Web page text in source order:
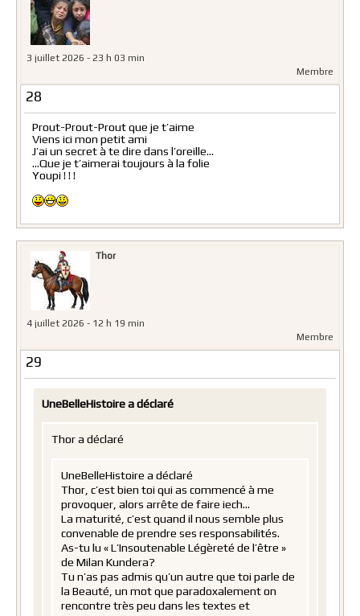
3 juillet 2026 - 23 h 03 min
Membre
28
Prout-Prout-Prout que je t’aime
Viens ici mon petit ami
J’ai un secret à te dire dans l’oreille…
…Que je t’aimerai toujours à la folie
Youpi ! ! !
Thor
4 juillet 2026 - 12 h 19 min
Membre
29
UneBelleHistoire a déclaré
Thor a déclaré
UneBelleHistoire a déclaré
Thor, c’est bien toi qui as commencé à me
provoquer, alors arrête de faire iech…
La maturité, c’est quand il nous semble plus
convenable de prendre ses responsabilités.
As-tu lu « L’Insoutenable Légèreté de l’être »
de Milan Kundera?
Tu n’as pas admis qu’un autre que toi parle de
la Beauté, un mot que paradoxalement on
rencontre très peu dans les textes et